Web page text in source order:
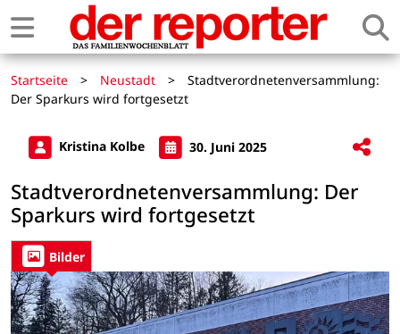
Startseite > Neustadt >
Stadtverordnetenversammlung:
Der Sparkurs wird fortgesetzt
Kristina Kolbe 30. Juni 2025
Stadtverordnetenversammlung: Der
Sparkurs wird fortgesetzt
Bilder